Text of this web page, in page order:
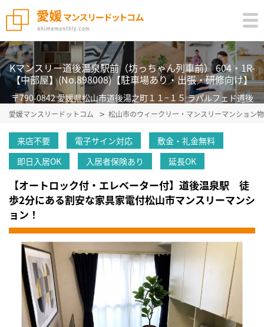
Kマンスリー道後温泉駅前（坊っちゃん列車前） 604・1R-
【中部屋】(No.898008)【駐車場あり・出張・研修向け】
〒790-0842 愛媛県松山市道後湯之町１１−１５ ラパルフェド道後
愛媛マンスリードットコム 松山市のウィークリー・マンスリーマンション
来店不要 電子サイン対応
敷金・礼金無料
即日入居OK
入居者保険あり 延長OK
【オートロック付・エレベーター付】道後温泉駅 徒
歩2分にある割安な家具家電付松山市マンスリーマンシ
ョン！